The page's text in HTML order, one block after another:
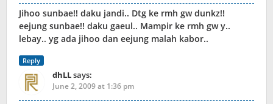
Jihoo sunbae!! daku jandi.. Dtg ke rmh gw dunkz!!
eejung sunbae!! daku gaeul.. Mampir ke rmh gw y..
lebay.. yg ada jihoo dan eejung malah kabor..
Reply
dhLLsays:
June 2, 2009 at 1:36 pm